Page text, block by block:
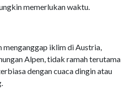
memerlukan waktu.
iklim di Austria,
Alpen, tidak ramah terutama
dengan cuaca dingin atau